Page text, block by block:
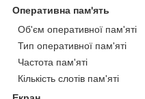
Оперативна пам'ять
Об'єм оперативної пам'яті
Тип оперативної пам'яті
Частота пам'яті
Кількість слотів пам'яті